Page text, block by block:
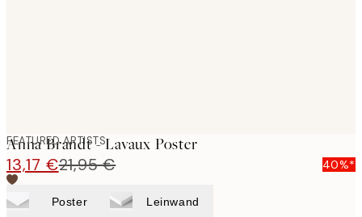
FEATURED ARTISTS
Anna Brandt - Lavaux Poster
13,17 €21,95 € 40%*
Poster Leinwand